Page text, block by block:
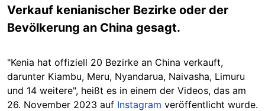
Verkauf kenianischer Bezirke oder der
Bevölkerung an China gesagt.
"Kenia hat offiziell 20 Bezirke an China verkauft,
darunter Kiambu, Meru, Nyandarua, Naivasha, Limuru
und 14 weitere", heißt es in einem der Videos, das am
26. November 2023 auf Instagram veröffentlicht wurde.